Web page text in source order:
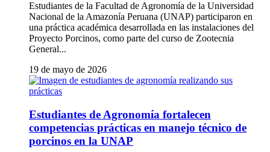
Estudiantes de la Facultad de Agronomía de la Universidad
Nacional de la Amazonía Peruana (UNAP) participaron en
una práctica académica desarrollada en las instalaciones del
Proyecto Porcinos, como parte del curso de Zootecnia
General...
19 de mayo de 2026
Estudiantes de Agronomía fortalecen
competencias prácticas en manejo técnico de
porcinos en la UNAP